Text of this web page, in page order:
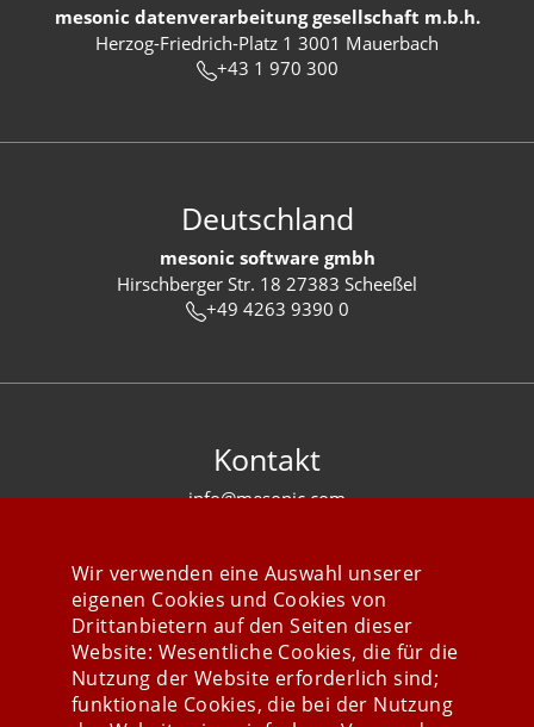
mesonic datenverarbeitung gesellschaft m.b.h.
Herzog-Friedrich-Platz 1 3001 Mauerbach
+43 1 970 300
Deutschland
mesonic software gmbh
Hirschberger Str. 18 27383 Scheeßel
+49 4263 9390 0
Kontakt
info@mesonic.com
Stay connected
Wir verwenden eine Auswahl unserer
eigenen Cookies und Cookies von
Drittanbietern auf den Seiten dieser
Website: Wesentliche Cookies, die für die
Nutzung der Website erforderlich sind;
funktionale Cookies, die bei der Nutzung